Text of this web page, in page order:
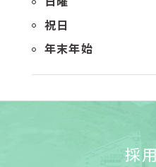
祝日
年末年始
採